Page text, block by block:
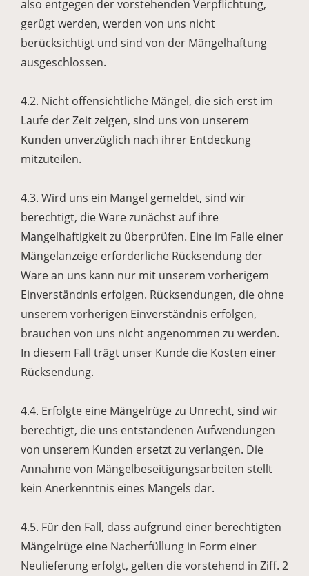
also entgegen der vorstehenden Verpflichtung,
gerügt werden, werden von uns nicht
berücksichtigt und sind von der Mängelhaftung
ausgeschlossen.
4.2. Nicht offensichtliche Mängel, die sich erst im
Laufe der Zeit zeigen, sind uns von unserem
Kunden unverzüglich nach ihrer Entdeckung
mitzuteilen.
4.3. Wird uns ein Mangel gemeldet, sind wir
berechtigt, die Ware zunächst auf ihre
Mangelhaftigkeit zu überprüfen. Eine im Falle einer
Mängelanzeige erforderliche Rücksendung der
Ware an uns kann nur mit unserem vorherigem
Einverständnis erfolgen. Rücksendungen, die ohne
unserem vorherigen Einverständnis erfolgen,
brauchen von uns nicht angenommen zu werden.
In diesem Fall trägt unser Kunde die Kosten einer
Rücksendung.
4.4. Erfolgte eine Mängelrüge zu Unrecht, sind wir
berechtigt, die uns entstandenen Aufwendungen
von unserem Kunden ersetzt zu verlangen. Die
Annahme von Mängelbeseitigungsarbeiten stellt
kein Anerkenntnis eines Mangels dar.
4.5. Für den Fall, dass aufgrund einer berechtigten
Mängelrüge eine Nacherfüllung in Form einer
Neulieferung erfolgt, gelten die vorstehend in Ziff. 2